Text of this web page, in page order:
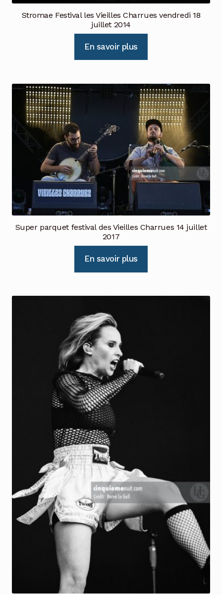
Stromae Festival les Vieilles Charrues vendredi 18
juillet 2014
En savoir plus
Super parquet festival des Vieilles Charrues 14 juillet
2017
En savoir plus